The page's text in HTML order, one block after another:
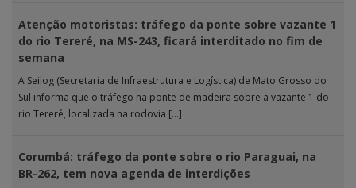
Atenção motoristas: tráfego da ponte sobre vazante 1
do rio Tereré, na MS-243, ficará interditado no fim de
semana
A Seilog (Secretaria de Infraestrutura e Logística) de Mato Grosso do
Sul informa que o tráfego na ponte de madeira sobre a vazante 1 do
rio Tereré, localizada na rodovia […]
Corumbá: tráfego da ponte sobre o rio Paraguai, na
BR-262, tem nova agenda de interdições